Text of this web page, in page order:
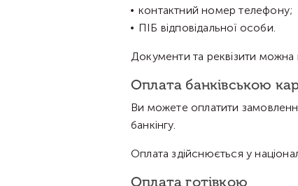
контактний номер телефону;
ПІБ відповідальної особи.
Документи та реквізити можна
Оплата банківською
Ви можете оплатити
банкінгу.
Оплата здійснюється у
Оплата готівкою